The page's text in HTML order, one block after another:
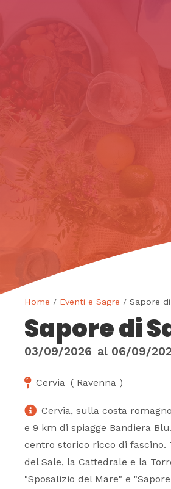
Home / Eventi e Sagre / Sapore di
Sapore di
03/09/2026 al 06/09/
Cervia ( Ravenna )
Cervia, sulla costa
e 9 km di spiagge Bandiera
centro storico ricco di fascino.
del Sale, la Cattedrale e la
"Sposalizio del Mare" e